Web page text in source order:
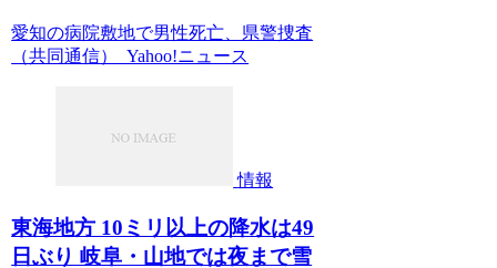
愛知の病院敷地で男性死亡、県警捜査
（共同通信） Yahoo!ニュース
情報
東海地方 10ミリ以上の降水は49
日ぶり 岐阜・山地では夜まで雪